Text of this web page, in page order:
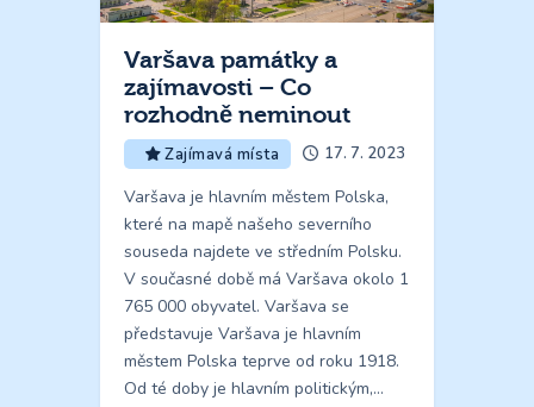
Varšava památky a
zajímavosti – Co
rozhodně neminout
Zajímavá místa 17. 7. 2023
Varšava je hlavním městem Polska,
které na mapě našeho severního
souseda najdete ve středním Polsku.
V současné době má Varšava okolo 1
765 000 obyvatel. Varšava se
představuje Varšava je hlavním
městem Polska teprve od roku 1918.
Od té doby je hlavním politickým,…